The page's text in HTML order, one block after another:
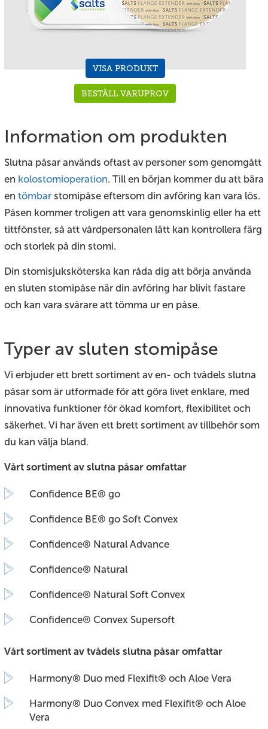
VISA PRODUKT
BESTÄLL VARUPROV
Information om produkten
Slutna påsar används oftast av personer som genomgått
en kolostomioperation. Till en början kommer du att bära
en tömbar stomipåse eftersom din avföring kan vara lös.
Påsen kommer troligen att vara genomskinlig eller ha ett
tittfönster, så att vårdpersonalen lätt kan kontrollera färg
och storlek på din stomi.
Din stomisjuksköterska kan råda dig att börja använda
en sluten stomipåse när din avföring har blivit fastare
och kan vara svårare att tömma ur en påse.
Typer av sluten stomipåse
Vi erbjuder ett brett sortiment av en- och tvådels slutna
påsar som är utformade för att göra livet enklare, med
innovativa funktioner för ökad komfort, flexibilitet och
säkerhet. Vi har även ett brett sortiment av tillbehör som
du kan välja bland.
Vårt sortiment av slutna påsar omfattar
Confidence BE® go
Confidence BE® go Soft Convex
Confidence® Natural Advance
Confidence® Natural
Confidence® Natural Soft Convex
Confidence® Convex Supersoft
Vårt sortiment av tvådels slutna påsar omfattar
Harmony® Duo med Flexifit® och Aloe Vera
Harmony® Duo Convex med Flexifit® och Aloe
Vera